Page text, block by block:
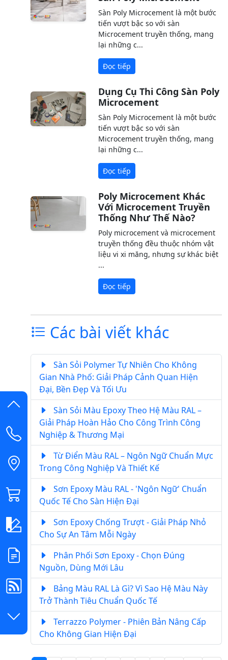
Sàn Poly Microcement là một bước
tiến vượt bậc so với sàn
Microcement truyền thống, mang
lại những c...
Đọc tiếp
Dụng Cụ Thi Công Sàn Poly
Microcement
Sàn Poly Microcement là một bước
tiến vượt bậc so với sàn
Microcement truyền thống, mang
lại những c...
Đọc tiếp
Poly Microcement Khác
Với Microcement Truyền
Thống Như Thế Nào?
Poly microcement và microcement
truyền thống đều thuộc nhóm vật
liệu vi xi măng, nhưng sự khác biệt
...
Đọc tiếp
Các bài viết khác
Sàn Sỏi Polymer Tự Nhiên Cho Không
Gian Nhà Phố: Giải Pháp Cảnh Quan Hiện
Đại, Bền Đẹp Và Tối Ưu
Sàn Sỏi Màu Epoxy Theo Hệ Màu RAL –
Giải Pháp Hoàn Hảo Cho Công Trình Công
Nghiệp & Thương Mại
Từ Điển Màu RAL – Ngôn Ngữ Chuẩn Mực
Trong Công Nghiệp Và Thiết Kế
Sơn Epoxy Màu RAL - 'Ngôn Ngữ' Chuẩn
Quốc Tế Cho Sàn Hiện Đại
Sơn Epoxy Chống Trượt - Giải Pháp Nhỏ
Cho Sự An Tâm Mỗi Ngày
Phân Phối Sơn Epoxy - Chọn Đúng
Nguồn, Dùng Mới Lâu
Bảng Màu RAL Là Gì? Vì Sao Hệ Màu Này
Trở Thành Tiêu Chuẩn Quốc Tế
Terrazzo Polymer - Phiên Bản Nâng Cấp
Cho Không Gian Hiện Đại